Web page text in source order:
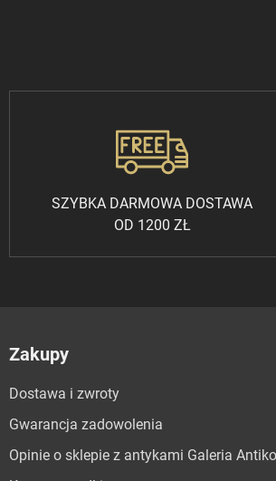
SZYBKA DARMOWA DOSTAWA
OD 1200 ZŁ
Zakupy
Dostawa i zwroty
Gwarancja zadowolenia
Opinie o sklepie z antykami Galeria